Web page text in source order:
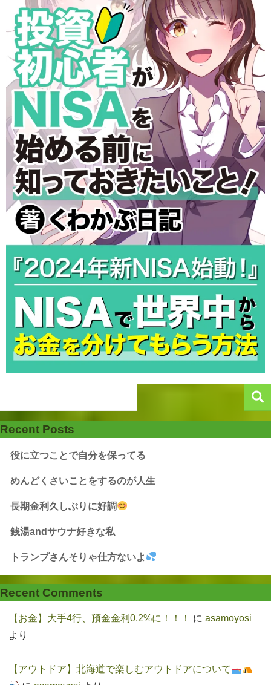
Recent Posts
役に立つことで自分を保ってる
めんどくさいことをするのが人生
長期金利久しぶりに好調
銭湯andサウナ好きな私
トランプさんそりゃ仕方ないよ
Recent Comments
【お金】大手4行、預金金利0.2%に！！！ に asamoyosi
より
【アウトドア】北海道で楽しむアウトドアについて